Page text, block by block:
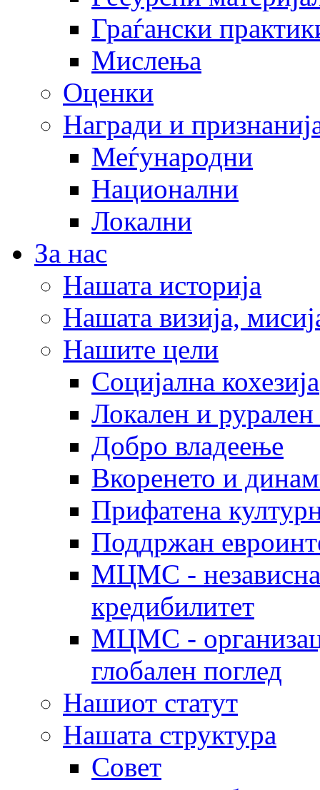
Граѓански
Мислења
Оценки
Награди и
Меѓународни
Национални
Локални
За нас
Нашата историја
Нашата визија,
Нашите цели
Социјална кохезија
Локален и рурален
Добро владеење
Вкоренето и
Прифатена
Поддржан
МЦМС - независна
кредибилитет
МЦМС -
глобален поглед
Нашиот статут
Нашата структура
Совет